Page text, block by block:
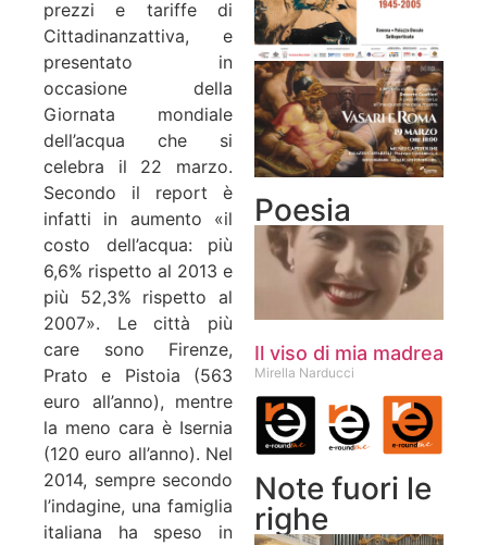
prezzi e tariffe di
Cittadinanzattiva, e
presentato in
occasione della
Giornata mondiale
dell’acqua che si
celebra il 22 marzo.
Secondo il report è
infatti in aumento «il
costo dell’acqua: più
6,6% rispetto al 2013 e
più 52,3% rispetto al
2007». Le città più
care sono Firenze,
Prato e Pistoia (563
euro all’anno), mentre
la meno cara è Isernia
(120 euro all’anno). Nel
2014, sempre secondo
l’indagine, una famiglia
italiana ha speso in
Poesia
Il viso di mia madrea
Mirella Narducci
Note fuori le
righe